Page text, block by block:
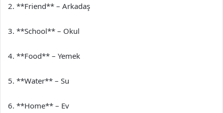
2. **Friend** – Arkadaş
3. **School** – Okul
4. **Food** – Yemek
5. **Water** – Su
6. **Home** – Ev